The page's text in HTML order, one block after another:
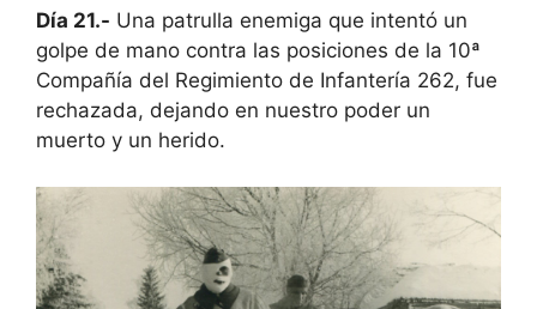
Día 21.- Una patrulla enemiga que intentó un
golpe de mano contra las posiciones de la 10ª
Compañía del Regimiento de Infantería 262, fue
rechazada, dejando en nuestro poder un
muerto y un herido.